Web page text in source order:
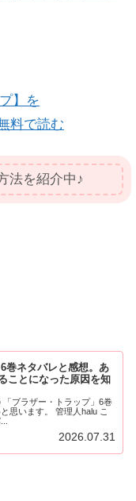
】を
料で読む
法を紹介中♪
巻ネタバレと感想。あ
ことになった原因を知
ブラザー・トラップ」6巻
思います。 管理人halu こ
2026.07.31